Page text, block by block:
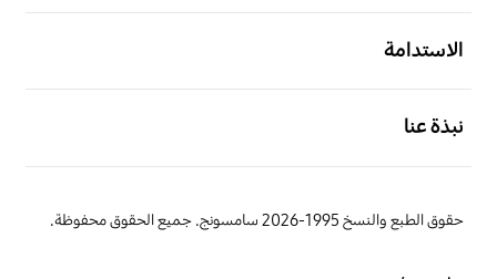
الاستدامة
نبذة عنا
حقوق الطبع والنسخ 1995-2026 سامسونج. جميع الحقوق محفوظة.